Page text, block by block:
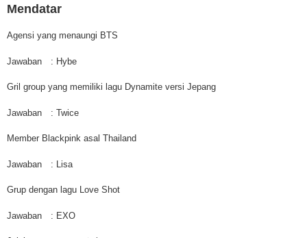
Mendatar
Agensi yang menaungi BTS
Jawaban : Hybe
Gril group yang memiliki lagu Dynamite versi Jepang
Jawaban : Twice
Member Blackpink asal Thailand
Jawaban : Lisa
Grup dengan lagu Love Shot
Jawaban : EXO